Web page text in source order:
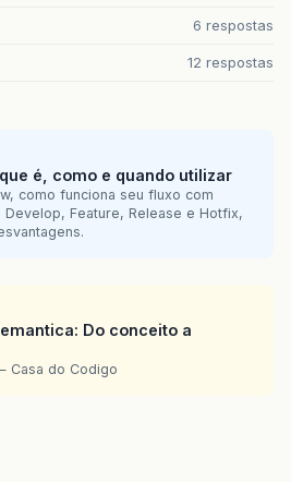
6 respostas
12 respostas
é, como e quando utilizar
como funciona seu fluxo com
Feature, Release e Hotfix,
Do conceito a
Casa do Codigo